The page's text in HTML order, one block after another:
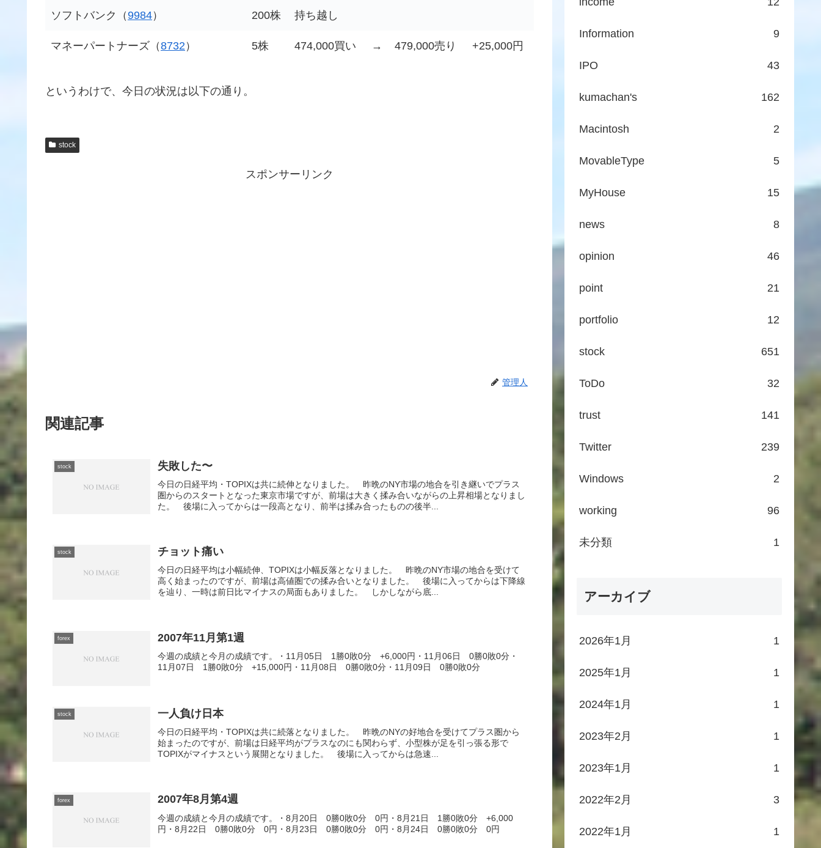
ソフトバンク（9984） 200株 持ち越し
マネーパートナーズ（8732） 5株 474,000買い → 479,000売り +25,000円
というわけで、今日の状況は以下の通り。
stock
スポンサーリンク
管理人
関連記事
stock 失敗した〜
今日の日経平均・TOPIXは共に続伸となりました。 昨晩のNY市場の地合を引き継いでプラス
圏からのスタートとなった東京市場ですが、前場は大きく揉み合いながらの上昇相場となりまし
た。 後場に入ってからは一段高となり、前半は揉み合ったものの後半...
stock チョット痛い
今日の日経平均は小幅続伸、TOPIXは小幅反落となりました。 昨晩のNY市場の地合を受けて
高く始まったのですが、前場は高値圏での揉み合いとなりました。 後場に入ってからは下降線
を辿り、一時は前日比マイナスの局面もありました。 しかしながら底...
forex 2007年11月第1週
今週の成績と今月の成績です。・11月05日 1勝0敗0分 +6,000円・11月06日 0勝0敗0分・
11月07日 1勝0敗0分 +15,000円・11月08日 0勝0敗0分・11月09日 0勝0敗0分
stock 一人負け日本
今日の日経平均・TOPIXは共に続落となりました。 昨晩のNYの好地合を受けてプラス圏から
始まったのですが、前場は日経平均がプラスなのにも関わらず、小型株が足を引っ張る形で
TOPIXがマイナスという展開となりました。 後場に入ってからは急速...
forex 2007年8月第4週
今週の成績と今月の成績です。・8月20日 0勝0敗0分 0円・8月21日 1勝0敗0分 +6,000
円・8月22日 0勝0敗0分 0円・8月23日 0勝0敗0分 0円・8月24日 0勝0敗0分 0円
Information 9
IPO 43
kumachan's 162
Macintosh 2
MovableType 5
MyHouse 15
news 8
opinion 46
point 21
portfolio 12
stock 651
ToDo 32
trust 141
Twitter 239
Windows 2
working 96
未分類 1
アーカイブ
2026年1月 1
2025年1月 1
2024年1月 1
2023年2月 1
2023年1月 1
2022年2月 3
2022年1月 1